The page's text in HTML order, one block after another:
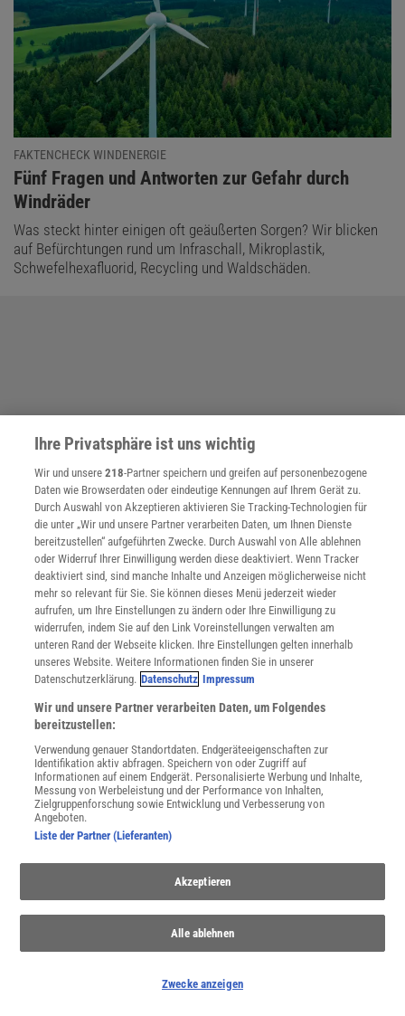
FAKTENCHECK WINDENERGIE
:
Fünf Fragen und Antworten zur Gefahr durch
Windräder
Was steckt hinter einigen oft geäußerten Sorgen? Wir blicken
auf Befürchtungen rund um Infraschall, Mikroplastik,
Schwefelhexafluorid, Recycling und Waldschäden.
Ihre Privatsphäre ist uns wichtig
Wir und unsere218-Partner speichern und greifen auf personenbezogene
Daten wie Browserdaten oder eindeutige Kennungen auf Ihrem Gerät zu.
Durch Auswahl von Akzeptieren aktivieren Sie Tracking-Technologien für
die unter „Wir und unsere Partner verarbeiten Daten, um Ihnen Dienste
bereitzustellen“ aufgeführten Zwecke. Durch Auswahl von Alle ablehnen
oder Widerruf Ihrer Einwilligung werden diese deaktiviert. Wenn Tracker
deaktiviert sind, sind manche Inhalte und Anzeigen möglicherweise nicht
mehr so relevant für Sie. Sie können dieses Menü jederzeit wieder
aufrufen, um Ihre Einstellungen zu ändern oder Ihre Einwilligung zu
widerrufen, indem Sie auf den Link Voreinstellungen verwalten am
unteren Rand der Webseite klicken. Ihre Einstellungen gelten innerhalb
unseres Website. Weitere Informationen finden Sie in unserer
Datenschutzerklärung. Datenschutz Impressum
Wir und unsere Partner verarbeiten Daten, um Folgendes
bereitzustellen:
Verwendung genauer Standortdaten. Endgeräteeigenschaften zur
Identifikation aktiv abfragen. Speichern von oder Zugriff auf
Informationen auf einem Endgerät. Personalisierte Werbung und Inhalte,
Messung von Werbeleistung und der Performance von Inhalten,
Zielgruppenforschung sowie Entwicklung und Verbesserung von
Angeboten.
Liste der Partner (Lieferanten)
Akzeptieren
Alle ablehnen
Zwecke anzeigen